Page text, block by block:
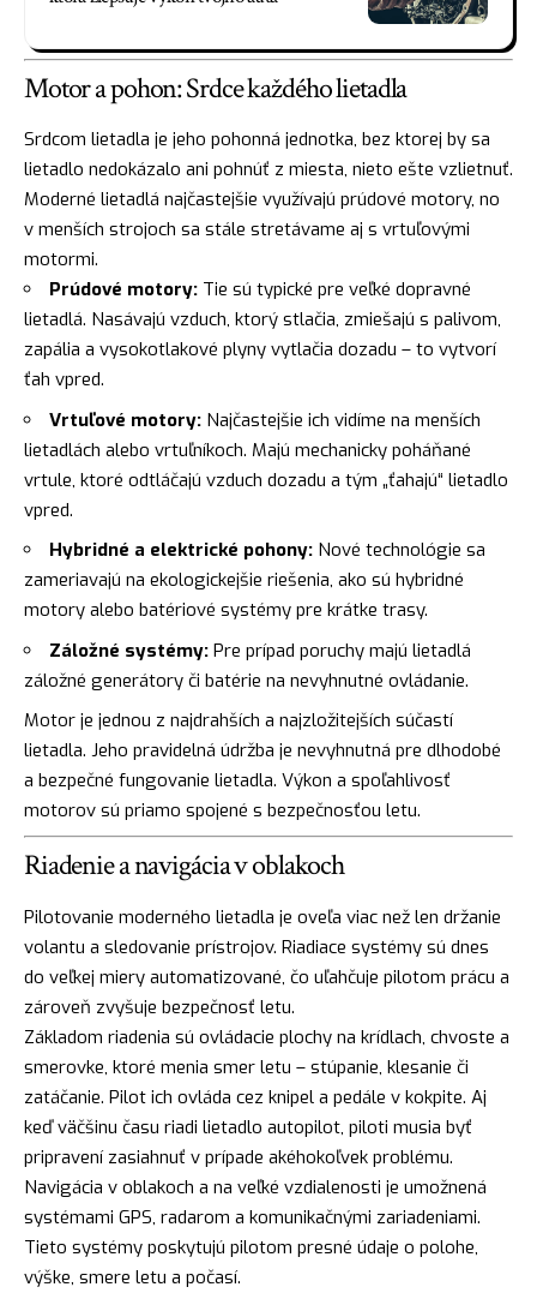
Motor a pohon: Srdce každého lietadla
Srdcom lietadla je jeho pohonná jednotka, bez ktorej by sa
lietadlo nedokázalo ani pohnúť z miesta, nieto ešte vzlietnuť.
Moderné lietadlá najčastejšie využívajú prúdové motory, no
v menších strojoch sa stále stretávame aj s vrtuľovými
motormi.
Prúdové motory: Tie sú typické pre veľké dopravné
lietadlá. Nasávajú vzduch, ktorý stlačia, zmiešajú s palivom,
zapália a vysokotlakové plyny vytlačia dozadu – to vytvorí
ťah vpred.
Vrtuľové motory: Najčastejšie ich vidíme na menších
lietadlách alebo vrtuľníkoch. Majú mechanicky poháňané
vrtule, ktoré odtláčajú vzduch dozadu a tým „ťahajú“ lietadlo
vpred.
Hybridné a elektrické pohony: Nové technológie sa
zameriavajú na ekologickejšie riešenia, ako sú hybridné
motory alebo batériové systémy pre krátke trasy.
Záložné systémy: Pre prípad poruchy majú lietadlá
záložné generátory či batérie na nevyhnutné ovládanie.
Motor je jednou z najdrahších a najzložitejších súčastí
lietadla. Jeho pravidelná údržba je nevyhnutná pre dlhodobé
a bezpečné fungovanie lietadla. Výkon a spoľahlivosť
motorov sú priamo spojené s bezpečnosťou letu.
Riadenie a navigácia v oblakoch
Pilotovanie moderného lietadla je oveľa viac než len držanie
volantu a sledovanie prístrojov. Riadiace systémy sú dnes
do veľkej miery automatizované, čo uľahčuje pilotom prácu a
zároveň zvyšuje bezpečnosť letu.
Základom riadenia sú ovládacie plochy na krídlach, chvoste a
smerovke, ktoré menia smer letu – stúpanie, klesanie či
zatáčanie. Pilot ich ovláda cez knipel a pedále v kokpite. Aj
keď väčšinu času riadi lietadlo autopilot, piloti musia byť
pripravení zasiahnuť v prípade akéhokoľvek problému.
Navigácia v oblakoch a na veľké vzdialenosti je umožnená
systémami GPS, radarom a komunikačnými zariadeniami.
Tieto systémy poskytujú pilotom presné údaje o polohe,
výške, smere letu a počasí.